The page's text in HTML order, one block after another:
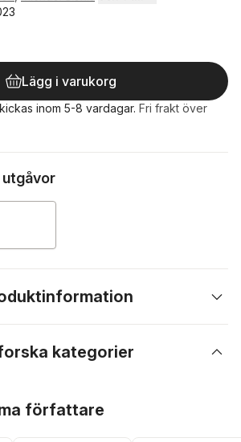
Lägg i varukorg
inom 5-8 vardagar. Fri frakt över
kategorier
författare